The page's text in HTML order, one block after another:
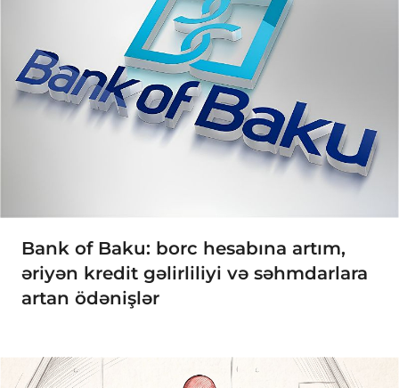
Bank of Baku: borc hesabına artım,
əriyən kredit gəlirliliyi və səhmdarlara
artan ödənişlər